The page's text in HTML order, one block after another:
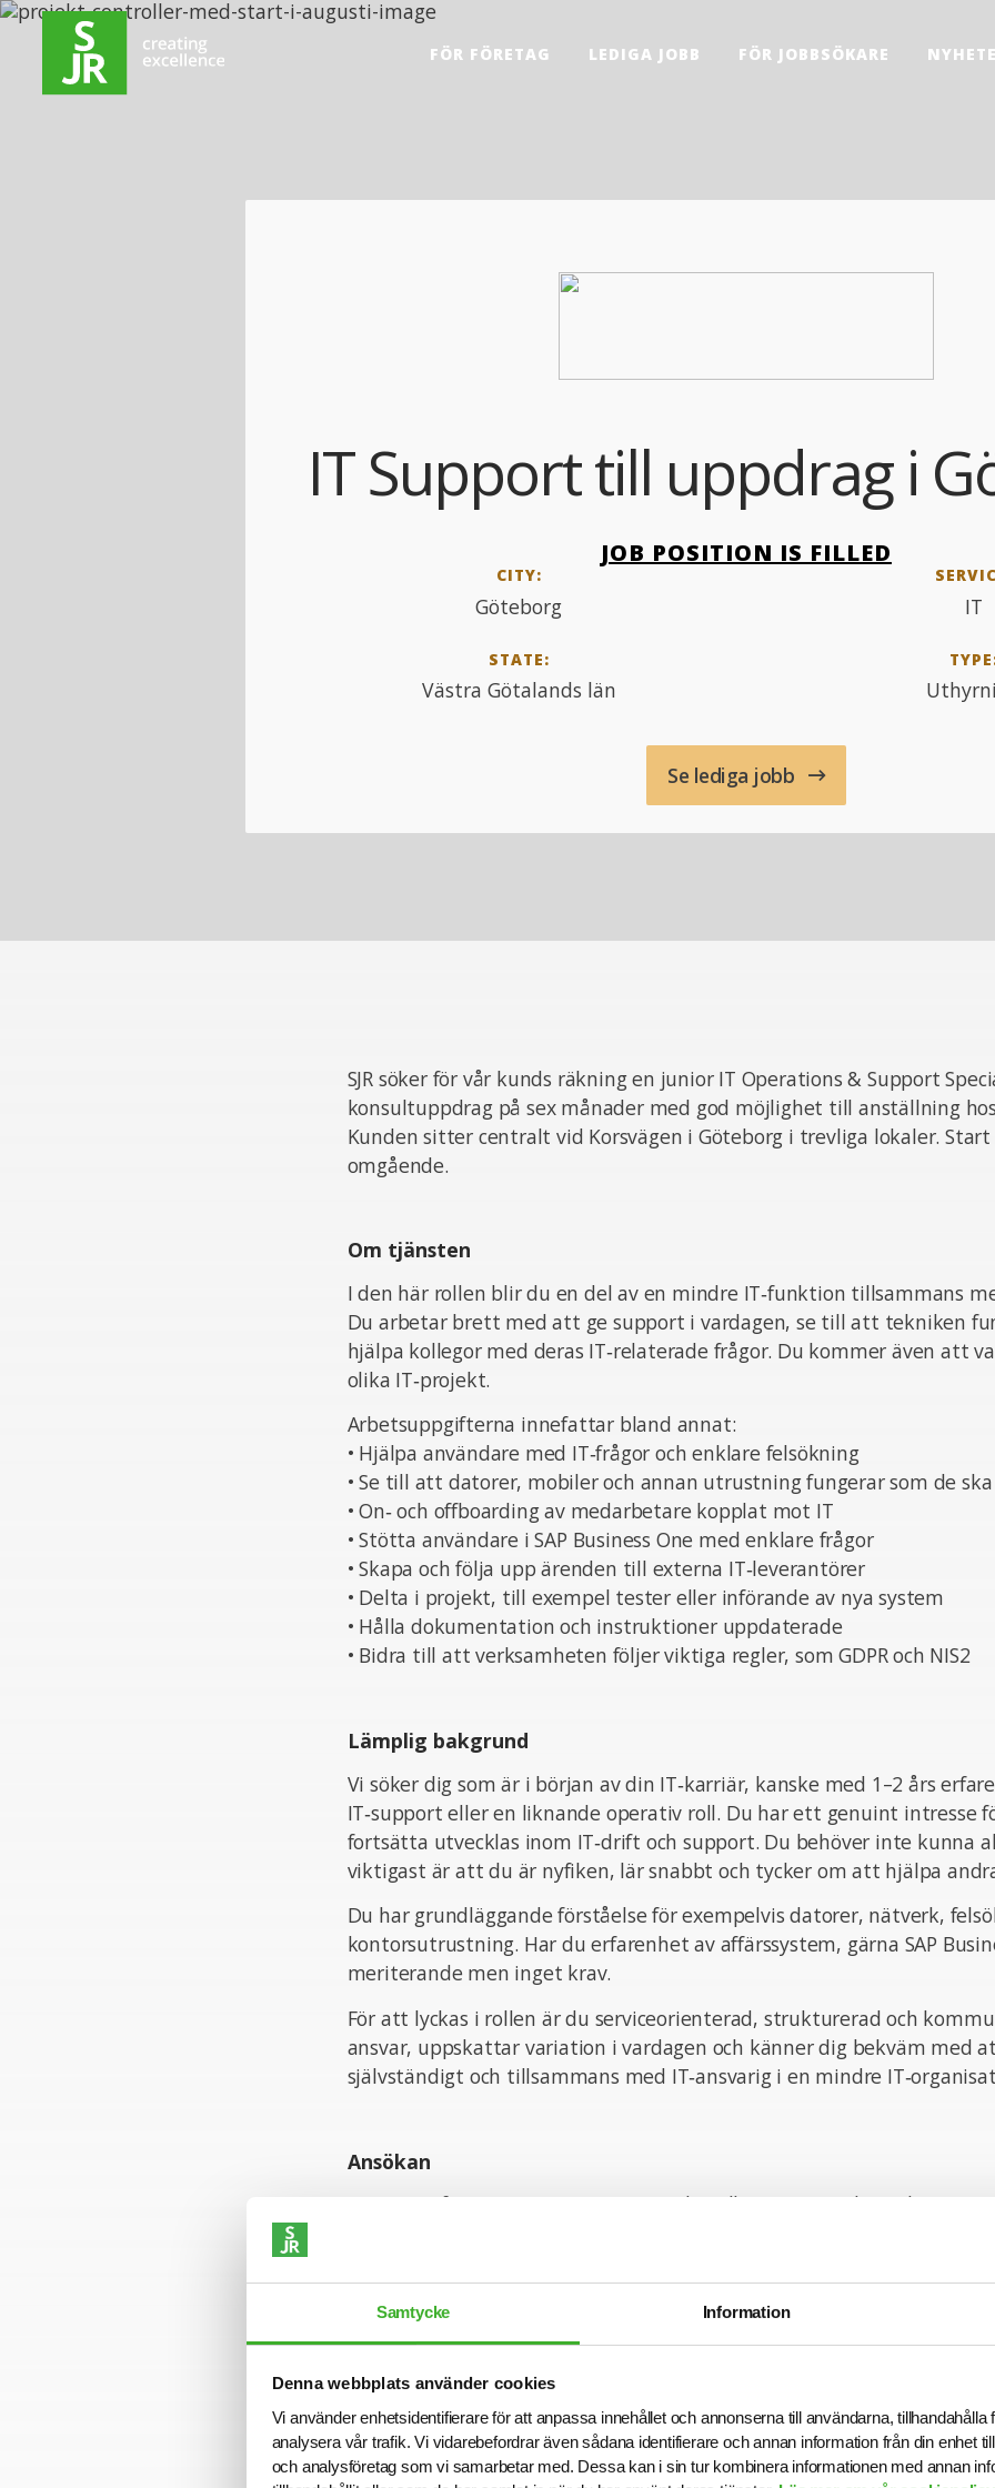
Samtycke Information
Denna webbplats använder cookies
Vi använder enhetsidentifierare för att anpassa innehållet och annonserna till användarna,
analysera vår trafik. Vi vidarebefordrar även sådana identifierare och annan information från din enhet
och analysföretag som vi samarbetar med. Dessa kan i sin tur kombinera informationen med annan
Hoppa till innehåll
FÖR FÖRETAG LEDIGA JOBB FÖR JOBBSÖKARE
JOB POSITION IS FILLED
CITY:
Göteborg IT
STATE:
Västra Götalands län
IT Support till uppdrag i
Se lediga jobb
SJR söker för vår kunds räkning en junior IT Operations & Support
konsultuppdrag på sex månader med god möjlighet till anställning
Kunden sitter centralt vid Korsvägen i Göteborg i trevliga lokaler.
omgående.
Om tjänsten
I den här rollen blir du en del av en mindre IT‑funktion tillsammans
Du arbetar brett med att ge support i vardagen, se till att tekniken
hjälpa kollegor med deras IT‑relaterade frågor. Du kommer även att
olika IT‑projekt.
Arbetsuppgifterna innefattar bland annat:
• Hjälpa användare med IT‑frågor och enklare felsökning
• Se till att datorer, mobiler och annan utrustning fungerar som de ska
• On‑ och offboarding av medarbetare kopplat mot IT
• Stötta användare i SAP Business One med enklare frågor
• Skapa och följa upp ärenden till externa IT‑leverantörer
• Delta i projekt, till exempel tester eller införande av nya system
• Hålla dokumentation och instruktioner uppdaterade
• Bidra till att verksamheten följer viktiga regler, som GDPR och NIS2
Lämplig bakgrund
Vi söker dig som är i början av din IT‑karriär, kanske med 1–2 års
IT‑support eller en liknande operativ roll. Du har ett genuint intresse
fortsätta utvecklas inom IT‑drift och support. Du behöver inte kunna
viktigast är att du är nyfiken, lär snabbt och tycker om att hjälpa
Du har grundläggande förståelse för exempelvis datorer, nätverk,
kontorsutrustning. Har du erfarenhet av affärssystem, gärna SAP
meriterande men inget krav.
För att lyckas i rollen är du serviceorienterad, strukturerad och
ansvar, uppskattar variation i vardagen och känner dig bekväm med
självständigt och tillsammans med IT‑ansvarig i en mindre
Ansökan
För mer information om tjänsten är du välkommen att kontakta
Varmt välkommen med din ansökan!
Konsult hos SJR
Att arbeta som konsult hos SJR innebär att du blir en del av en
med kompetens att ge dig perfekta förutsättningar att utvecklas